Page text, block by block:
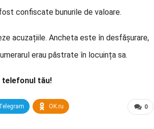
confiscate bunurile de valoare.
acuzațiile. Ancheta este în desfășurare,
erau păstrate în locuința sa.
tău!
0
OK.ru